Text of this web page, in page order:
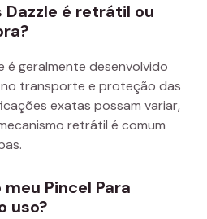
Dazzle é retrátil ou
é geralmente desenvolvido
transporte e proteção das
exatas possam variar,
retrátil é comum
Pincel Para
uso?